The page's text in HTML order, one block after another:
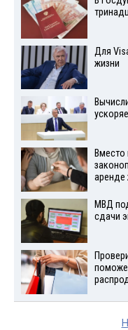
Для
жизни
Вместо
аренде
МВД
сдачи